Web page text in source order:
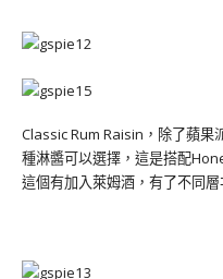
Classic Rum Raisin，除了蘋果
種淋醬可以選擇，這是搭配
這個有加入萊姆酒，有了不同層